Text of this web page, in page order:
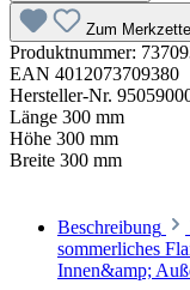
Zum
Produktnummer:
EAN 4012073709380
Hersteller-Nr.
Länge 300 mm
Höhe 300 mm
Breite 300 mm
Beschreibung
sommerliches
Innen&amp;